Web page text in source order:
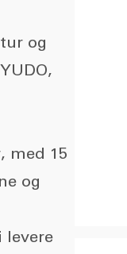
og
med 15
og
levere